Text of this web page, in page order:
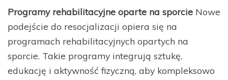
Programy rehabilitacyjne oparte na sporcie Nowe
podejście do resocjalizacji opiera się na
programach rehabilitacyjnych opartych na
sporcie. Takie programy integrują sztukę,
edukację i aktywność fizyczną, aby kompleksowo